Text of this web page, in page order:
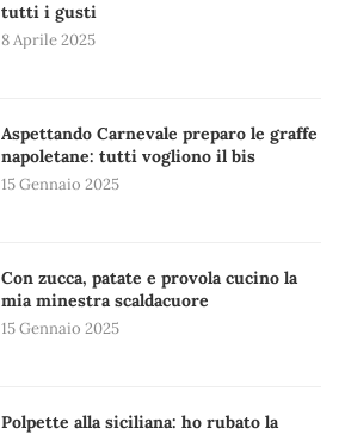
tutti i gusti
8 Aprile 2025
Aspettando Carnevale preparo le graffe
napoletane: tutti vogliono il bis
15 Gennaio 2025
Con zucca, patate e provola cucino la
mia minestra scaldacuore
15 Gennaio 2025
Polpette alla siciliana: ho rubato la